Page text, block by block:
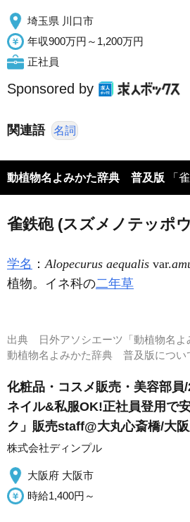
埼玉県 川口市
年収900万円～1,200万円
正社員
Sponsored by
関連語 名詞
動植物名よみかた辞典 普及版 「
雀鉄砲 (スズメノテッポ
学名 ： Alopecurus aequalis var.
植物。イネ科の二年草
出典
日外アソシエーツ「動植物名
動植物名よみかた辞典 普及版につ
化粧品・コスメ販売・美容部員
ネイル&私服OK!正社員登用で
ク」販売staff@大丸心斎橋/大
株式会社ディンプル
大阪府 大阪市
時給1,400円～